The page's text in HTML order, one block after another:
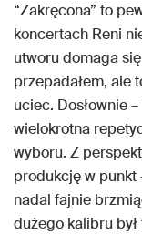
“Zakręcona” to
koncertach Reni
utworu domaga
przepadałem, ale
uciec. Dosłownie
wielokrotna
wyboru. Z
produkcję w punkt
nadal fajnie
dużego kalibru